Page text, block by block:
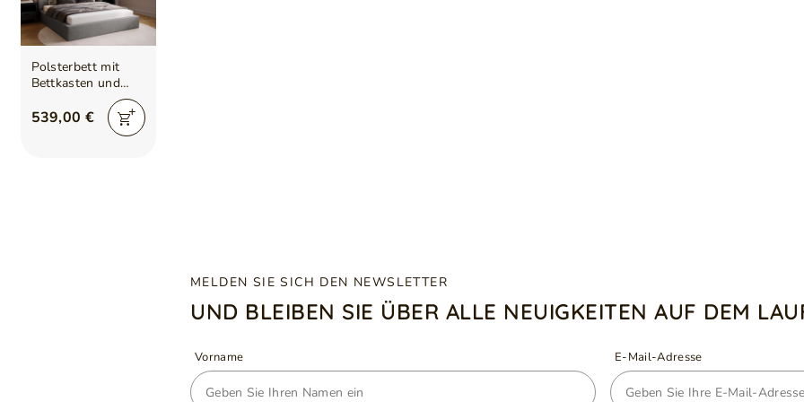
Polsterbett mit
Bettkasten und
180x200 Monaco
539,00 €
MELDEN SIE SICH DEN NEWSLETTER
UND BLEIBEN SIE ÜBER ALLE NEUIGKEITEN AUF DEM
Vorname E-Mail-Adresse